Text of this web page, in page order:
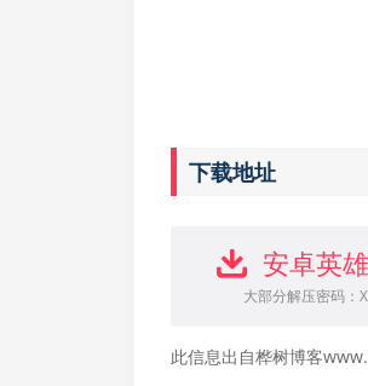
下载地址
安卓英
大部分解压密码：
此信息出自桦树博客